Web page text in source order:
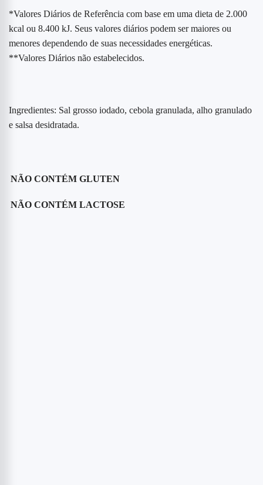
*Valores Diários de Referência com base em uma dieta de 2.000
kcal ou 8.400 kJ. Seus valores diários podem ser maiores ou
menores dependendo de suas necessidades energéticas.
**Valores Diários não estabelecidos.
Ingredientes: Sal grosso iodado, cebola granulada, alho granulado
e salsa desidratada.
NÃO CONTÉM GLUTEN
NÃO CONTÉM LACTOSE